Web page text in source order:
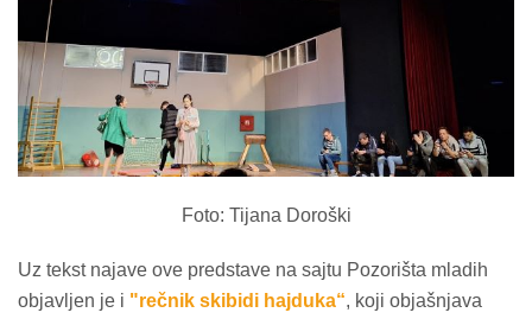
Foto: Tijana Doroški
Uz tekst najave ove predstave na sajtu Pozorišta mladih
objavljen je i "rečnik skibidi hajduka“, koji objašnjava